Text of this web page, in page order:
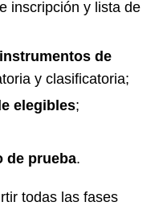
inscripción y lista de
de
y clasificatoria;
elegibles;
de prueba.
todas las fases